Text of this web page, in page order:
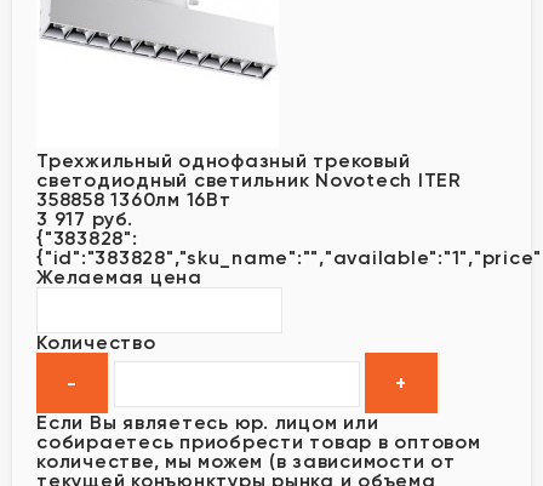
Трехжильный однофазный трековый
светодиодный светильник Novotech ITER
358858 1360лм 16Вт
3 917 руб.
{"383828":
Желаемая цена
Количество
Если Вы являетесь юр. лицом или
собираетесь приобрести товар в оптовом
количестве, мы можем (в зависимости от
текущей конъюнктуры рынка и объема